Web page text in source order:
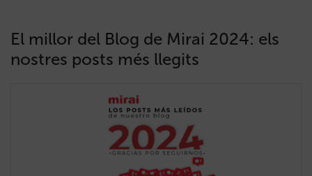
El millor del Blog de Mirai 2024: els
nostres posts més llegits